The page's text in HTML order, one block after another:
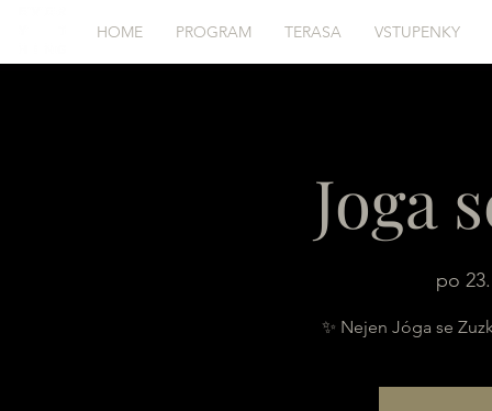
HOME PROGRAM TERASA VSTUPENKY
Joga
po
✨ Nejen Jóga se